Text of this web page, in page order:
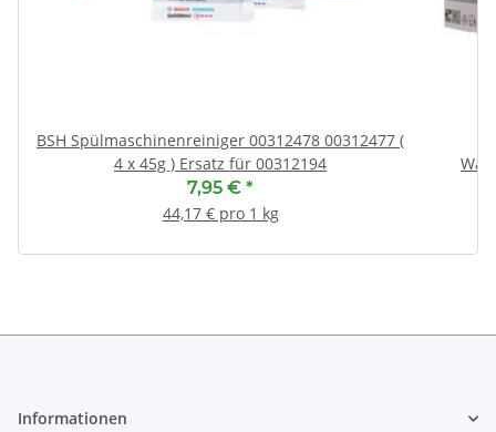
BSH Spülmaschinenreiniger 00312478 00312477 (
4 x 45g ) Ersatz für 00312194
7,95 € *
44,17 € pro 1 kg
Informationen